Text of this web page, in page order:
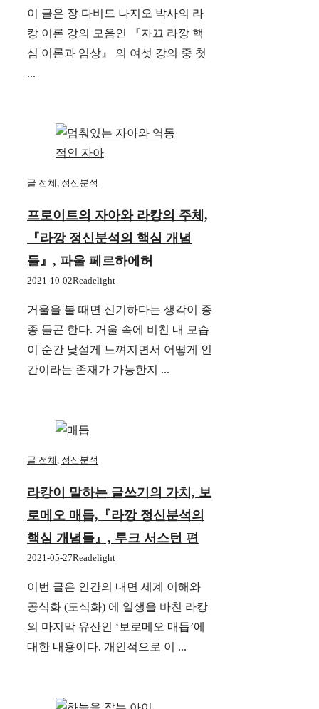
이 글은 장 다비드 나지오 박사의 라
캉 이론 강의 모음인 『자끄 라깡 핵
심 이론과 임상』 의 여섯 강의 중 첫
...
글 전체 정신분석
프로이트의 자아와 라캉의 주체,
『라깡 정신분석의 핵심 개념
들』, 파울 페르하에허
2021-10-02Readelight
거울을 볼 때면 신기하다는 생각이 종
종 들곤 한다. 거울 속에 비친 내 모습
이 순간 낯설게 느껴지면서 어떻게 인
간이라는 존재가 가능한지 ...
글 전체 정신분석
라캉이 말하는 글쓰기의 가치, 보
로메오 매듭,『라깡 정신분석의
핵심 개념들』, 루크 서스턴 편
2021-05-27Readelight
이번 글은 인간의 내면 세계 이해와
공식화 (도식화) 에 일생을 바친 라캉
의 마지막 유산인 ‘보로메오 매듭’에
대한 내용이다. 개인적으로 이 ...